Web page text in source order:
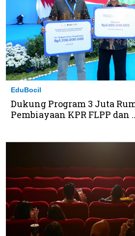
EduBocil
Dukung Program 3 Juta
Pembiayaan KPR FLPP dan